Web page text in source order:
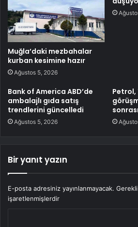
Muğla’daki mezbahalar
kurban kesimine hazır
Ağustos 5, 2026
Bank of America ABD’de
ambalajlı gıda satış
trendlerini güncelledi
Ağustos 5, 2026
Petrol,
Bir yanıt yazın
E-posta adresiniz yayınlanmayacak.
işaretlenmişlerdir